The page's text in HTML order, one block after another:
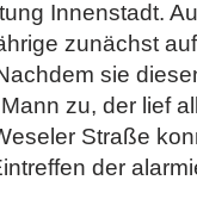
Innenstadt.
zunächst
sie
zu, der lief
Straße
der